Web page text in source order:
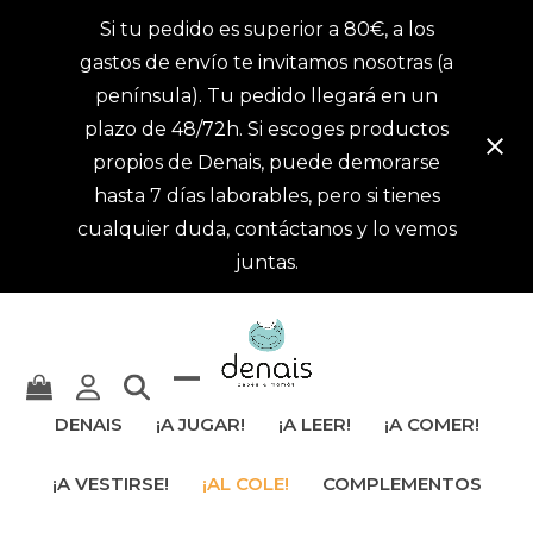
Si tu pedido es superior a 80€, a los
gastos de envío te invitamos nosotras (a
península). Tu pedido llegará en un
plazo de 48/72h. Si escoges productos
propios de Denais, puede demorarse
hasta 7 días laborables, pero si tienes
cualquier duda, contáctanos y lo vemos
juntas.
ocultar
móvil
DENAIS ¡A JUGAR! ¡A LEER! ¡A COMER!
¡A VESTIRSE! ¡AL COLE! COMPLEMENTOS